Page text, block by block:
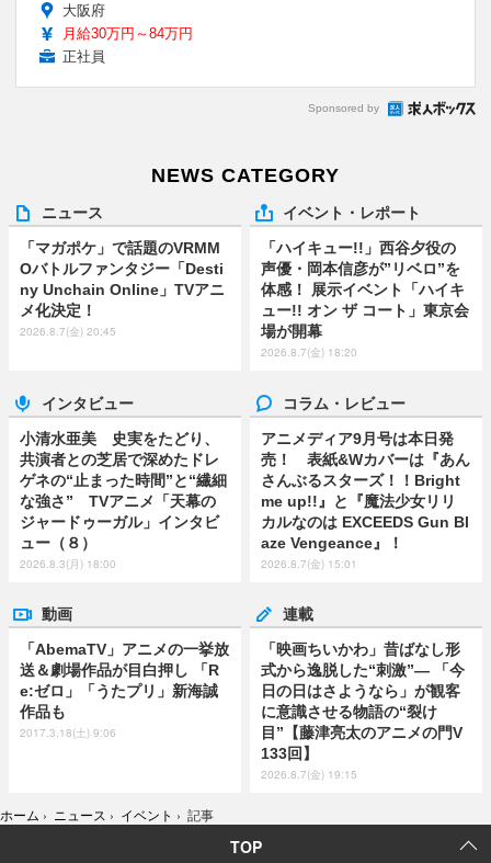
大阪府
月給30万円～84万円
正社員
Sponsored by
NEWS CATEGORY
ニュース
「マガポケ」で話題のVRMM
Oバトルファンタジー「Desti
ny Unchain Online」TVアニ
メ化決定！
2026.8.7(金) 20:45
イベント・レポート
「ハイキュー!!」西谷夕役の
声優・岡本信彦が”リベロ”を
体感！ 展示イベント「ハイキ
ュー!! オン ザ コート」東京会
場が開幕
2026.8.7(金) 18:20
インタビュー
小清水亜美 史実をたどり、
共演者との芝居で深めたドレ
ゲネの“止まった時間”と“繊細
な強さ” TVアニメ「天幕の
ジャードゥーガル」インタビ
ュー（８）
2026.8.3(月) 18:00
コラム・レビュー
アニメディア9月号は本日発
売！ 表紙&Wカバーは『あん
さんぶるスターズ！！Bright
me up!!』と『魔法少女リリ
カルなのは EXCEEDS Gun Bl
aze Vengeance』！
2026.8.7(金) 15:01
動画
「AbemaTV」アニメの一挙放
送＆劇場作品が目白押し 「R
e:ゼロ」「うたプリ」新海誠
作品も
2017.3.18(土) 9:06
連載
「映画ちいかわ」昔ばなし形
式から逸脱した“刺激”― 「今
日の日はさようなら」が観客
に意識させる物語の“裂け
目”【藤津亮太のアニメの門V
133回】
2026.8.7(金) 19:15
ホーム › ニュース › イベント › 記事
TOP